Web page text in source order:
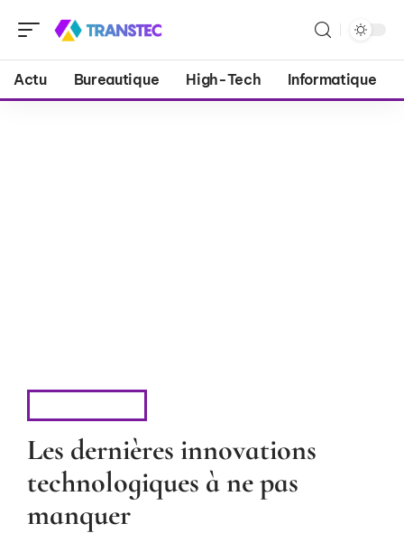
Actu Bureautique High-Tech Informatique
Les dernières innovations
technologiques à ne pas
manquer